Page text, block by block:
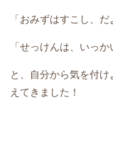
「おみずはすこし、だ
「せっけんは、いっか
と、自分から気を付
えてきました！